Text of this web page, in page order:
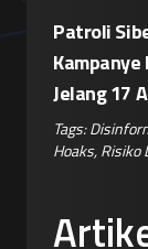
Insiden
Sengaja
Tags:
Keamanan